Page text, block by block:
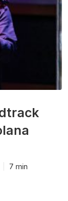
7 min